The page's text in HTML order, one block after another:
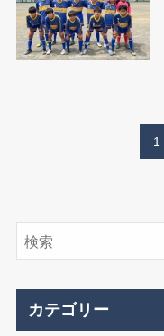
1
カテゴリー